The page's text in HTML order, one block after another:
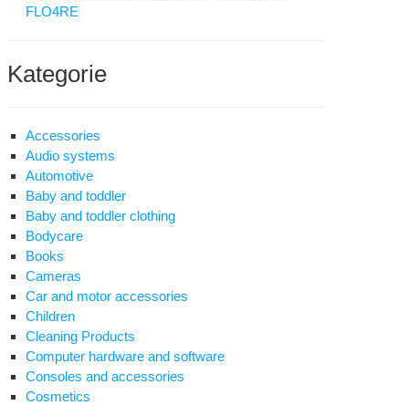
FLO4RE
Kategorie
Accessories
Audio systems
Automotive
Baby and toddler
Baby and toddler clothing
Bodycare
Books
Cameras
Car and motor accessories
Children
Cleaning Products
Computer hardware and software
Consoles and accessories
Cosmetics